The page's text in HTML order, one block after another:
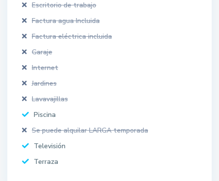
Escritorio de trabajo
Factura agua Incluida
Factura eléctrica incluida
Garaje
Internet
Jardines
Lavavajillas
Piscina
Se puede alquilar LARGA temporada
Televisión
Terraza